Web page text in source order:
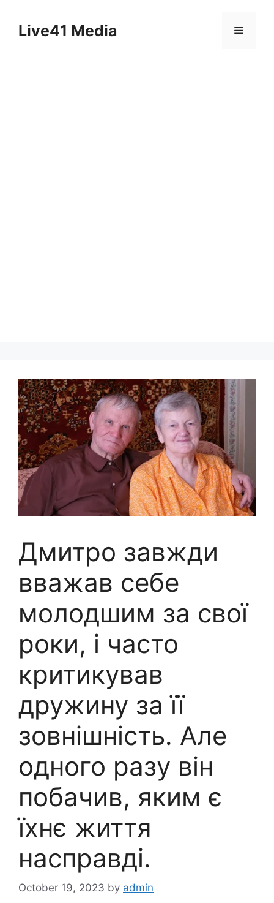
contentLive41 Media Menu
Дмитро завжди
вважав себе
молодшим за свої
роки, і часто
критикував
дружину за її
зовнішність. Але
одного разу він
побачив, яким є
їхнє життя
насправді.
October 19, 2023 by admin